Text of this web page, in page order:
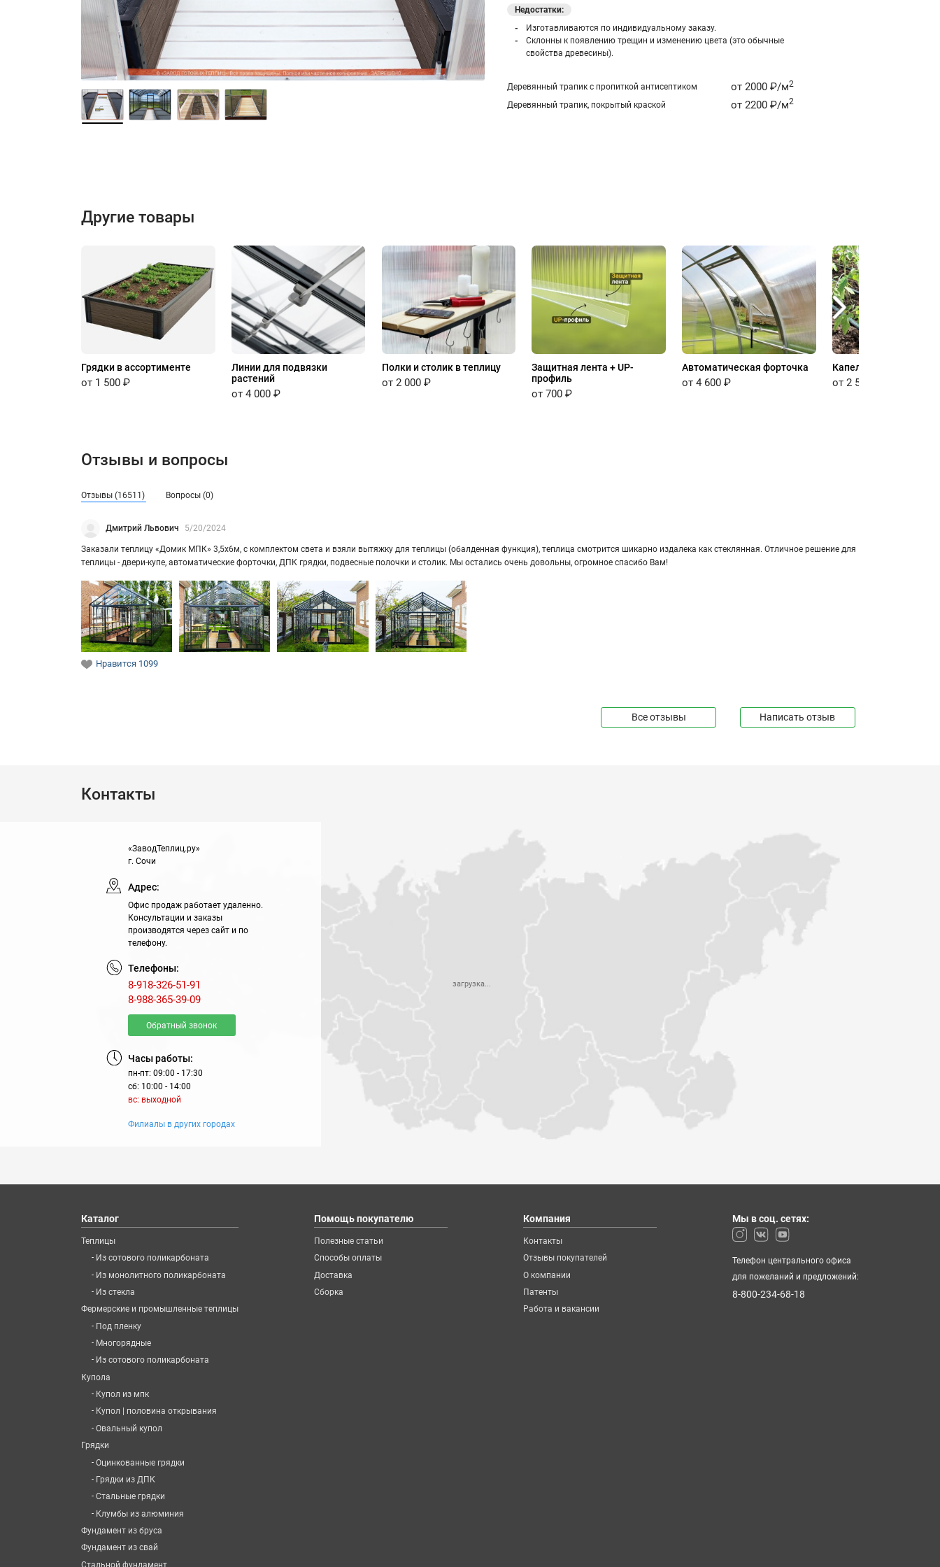
Недостатки:
Изготавливаются по индивидуальному заказу.
Склонны к появлению трещин и изменению цвета (это обычные
свойства древесины).
Деревянный трапик c пропиткой антисептиком от 2000 ₽/м2
Деревянный трапик, покрытый краской от 2200 ₽/м2
Другие товары
Грядки в ассортименте
от 1 500 ₽
Линии для подвязки
растений
от 4 000 ₽
Полки и столик в теплицу
от 2 000 ₽
Защитная лента + UP-
профиль
от 700 ₽
Автоматическая форточка
от 4 600 ₽
Капельный полив
от 2 500 ₽
Отзывы и вопросы
Отзывы (16511) Вопросы (0)
Дмитрий Львович 5/20/2024
За­ка­за­ли теп­ли­цу «Домик МПК» 3,5х6м, с ком­плек­том света и взяли вы­тяж­ку для теп­ли­цы (обал­ден­ная функ­ция), теп­ли­ца смот­рит­ся ши­кар­но из­да­ле­ка как стек­лян­ная. От­лич­ное ре­ше­ние для
теп­ли­цы - двери-​купе, ав­то­ма­ти­че­ские фор­точ­ки, ДПК гряд­ки, под­вес­ные по­лоч­ки и сто­лик. Мы оста­лись очень до­воль­ны, огром­ное спа­си­бо Вам!
Нравится 1099
Написать отзыв
Все отзывы
Контакты
«ЗаводТеплиц.ру»
г. Сочи
Адрес:
Офис продаж работает удаленно.
Консультации и заказы
производятся через сайт и по
телефону.
Телефоны:
8-918-326-51-91
8-988-365-39-09
Обратный звонок
Часы работы:
пн-пт: 09:00 - 17:30
сб: 10:00 - 14:00
вс: выходной
Филиалы в других городах
загрузка...
Мы в соц. сетях:
Телефон центрального офиса
для пожеланий и предложений:
8-800-234-68-18
Каталог
Теплицы
- Из сотового поликарбоната
- Из монолитного поликарбоната
- Из стекла
Фермерские и промышленные теплицы
- Под пленку
- Многорядные
- Из сотового поликарбоната
Купола
- Купол из мпк
- Купол | половина открывания
-Овальный купол
Грядки
-Оцинкованные грядки
- Грядки из ДПК
-Стальные грядки
- Клумбы из алюминия
Фундамент из бруса
Фундамент из свай
Стальной фундамент
Помощь покупателю
Полезные статьи
Способы оплаты
Доставка
Сборка
Компания
Контакты
Отзывы покупателей
О компании
Патенты
Работа и вакансии